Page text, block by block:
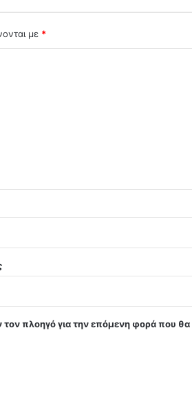
με *
πλοηγό για την επόμενη φορά που θα